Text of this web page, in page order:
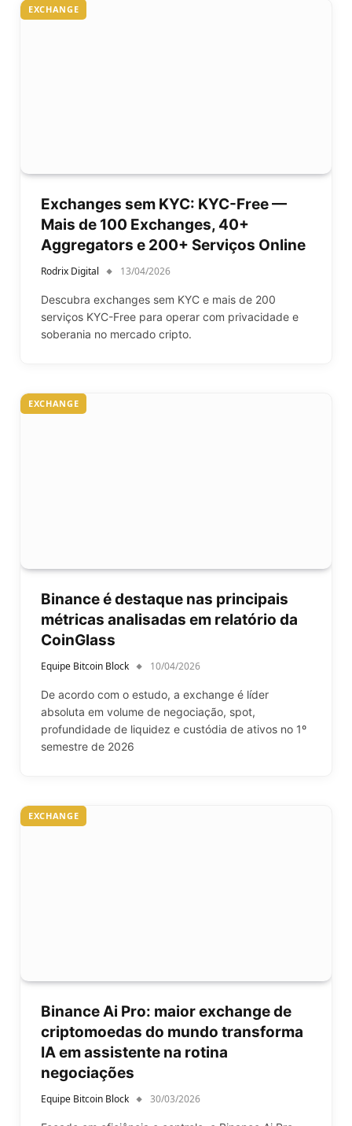
EXCHANGE
Exchanges sem KYC: KYC-Free —
Mais de 100 Exchanges, 40+
Aggregators e 200+ Serviços Online
Rodrix Digital 13/04/2026
Descubra exchanges sem KYC e mais de 200
serviços KYC-Free para operar com privacidade e
soberania no mercado cripto.
EXCHANGE
Binance é destaque nas principais
métricas analisadas em relatório da
CoinGlass
Equipe Bitcoin Block 10/04/2026
De acordo com o estudo, a exchange é líder
absoluta em volume de negociação, spot,
profundidade de liquidez e custódia de ativos no 1º
semestre de 2026
EXCHANGE
Binance Ai Pro: maior exchange de
criptomoedas do mundo transforma
IA em assistente na rotina
negociações
Equipe Bitcoin Block 30/03/2026